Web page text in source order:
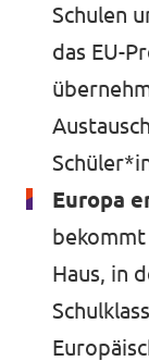
Schulen
das EU-
Europa
bekommt
Haus, in